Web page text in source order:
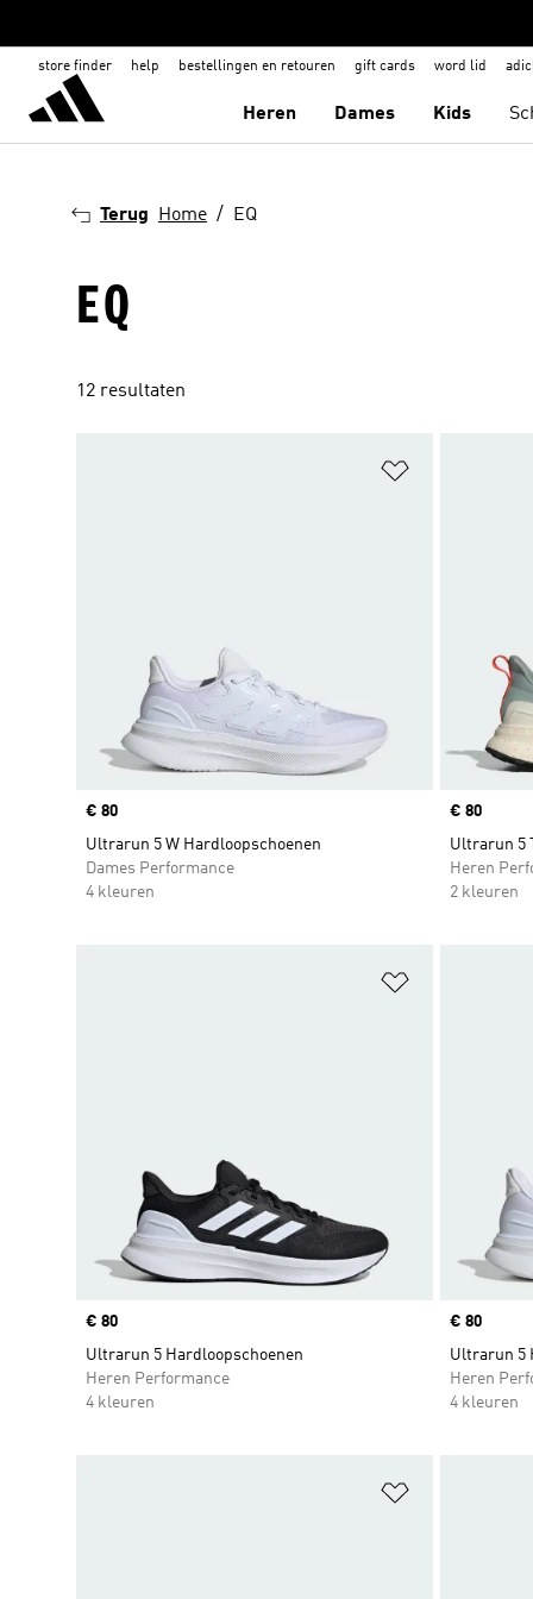
store finder help bestellingen en retouren gift cards word lid
Heren Dames Kids
Terug Home EQ
EQ
12 resultaten
Price
€ 80
Ultrarun 5 W Hardloopschoenen
Dames Performance
4 kleuren
Price
€ 80
Ultrarun 5
Heren
2 kleuren
Price
€ 80
Ultrarun 5 Hardloopschoenen
Heren Performance
4 kleuren
Price
€ 80
Ultrarun 5
Heren
4 kleuren